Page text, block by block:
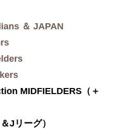
＆ JAPAN
MIDFIELDERS（＋
＆Jリーグ）